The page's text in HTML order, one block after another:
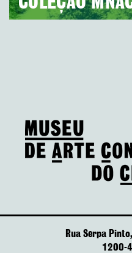
Rua Serpa
1200-